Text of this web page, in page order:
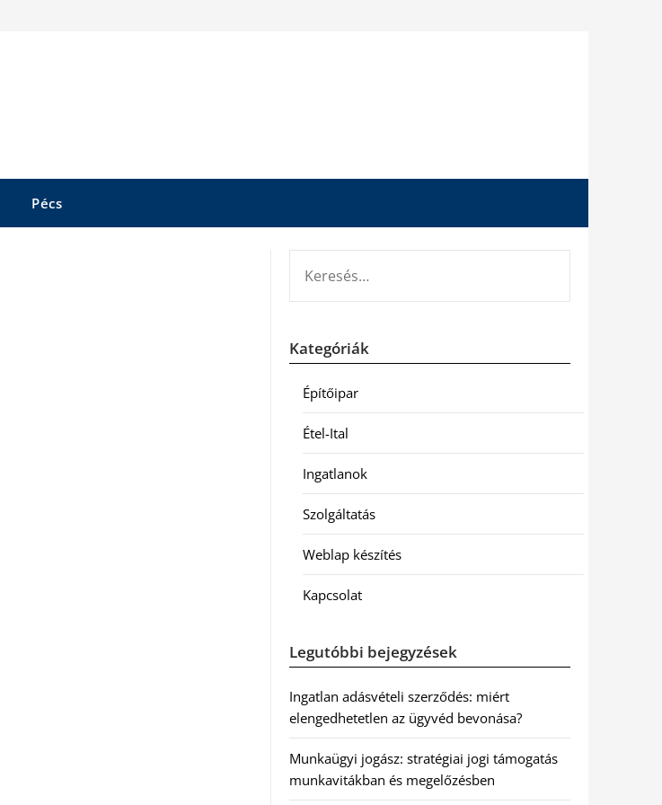
Pécs
Kategóriák
Építőipar
Étel-Ital
Ingatlanok
Szolgáltatás
Weblap készítés
Kapcsolat
Legutóbbi bejegyzések
Ingatlan adásvételi szerződés: miért
elengedhetetlen az ügyvéd bevonása?
Munkaügyi jogász: stratégiai jogi támogatás
munkavitákban és megelőzésben